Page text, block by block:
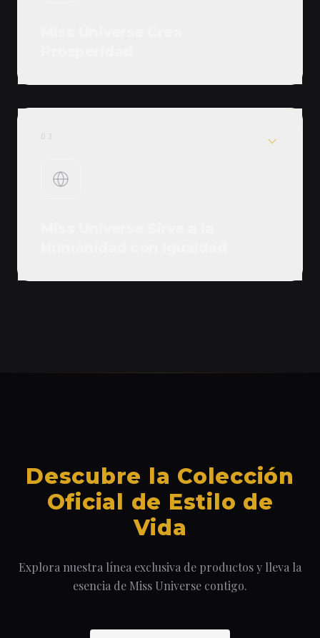
03
Descubre la Colección
Oficial de Estilo de
Vida
Explora nuestra línea exclusiva de productos y lleva la
esencia de Miss Universe contigo.